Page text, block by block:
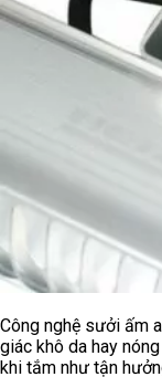
Công nghệ sưởi ấm
giác khô da hay
khi tắm như tận